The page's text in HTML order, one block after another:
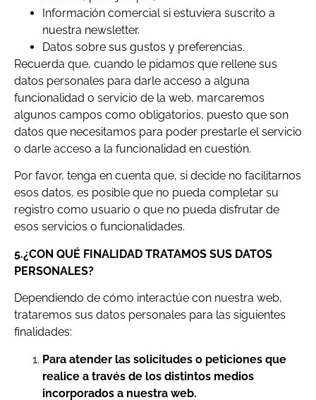
Información comercial si estuviera suscrito a
nuestra newsletter.
Datos sobre sus gustos y preferencias.
Recuerda que, cuando le pidamos que rellene sus
datos personales para darle acceso a alguna
funcionalidad o servicio de la web, marcaremos
algunos campos como obligatorios, puesto que son
datos que necesitamos para poder prestarle el servicio
o darle acceso a la funcionalidad en cuestión.
Por favor, tenga en cuenta que, si decide no facilitarnos
esos datos, es posible que no pueda completar su
registro como usuario o que no pueda disfrutar de
esos servicios o funcionalidades.
5.¿CON QUÉ FINALIDAD TRATAMOS SUS DATOS
PERSONALES?
Dependiendo de cómo interactúe con nuestra web,
trataremos sus datos personales para las siguientes
finalidades:
Para atender las solicitudes o peticiones que
realice a través de los distintos medios
incorporados a nuestra web.